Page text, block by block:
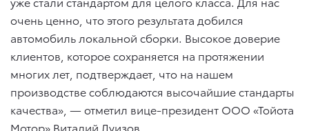
очень ценно, что этого результата добился
автомобиль локальной сборки. Высокое доверие
клиентов, которое сохраняется на протяжении
многих лет, подтверждает, что на нашем
производстве соблюдаются высочайшие стандарты
качества», — отметил вице-президент ООО «Тойота
Мотор» Виталий Луизов.